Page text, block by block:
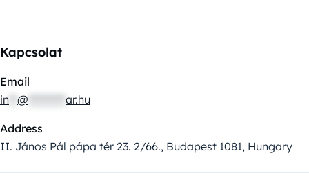
Kapcsolat
Email
in @ ar.hu
Address
II. János Pál pápa tér 23. 2/66., Budapest 1081, Hungary